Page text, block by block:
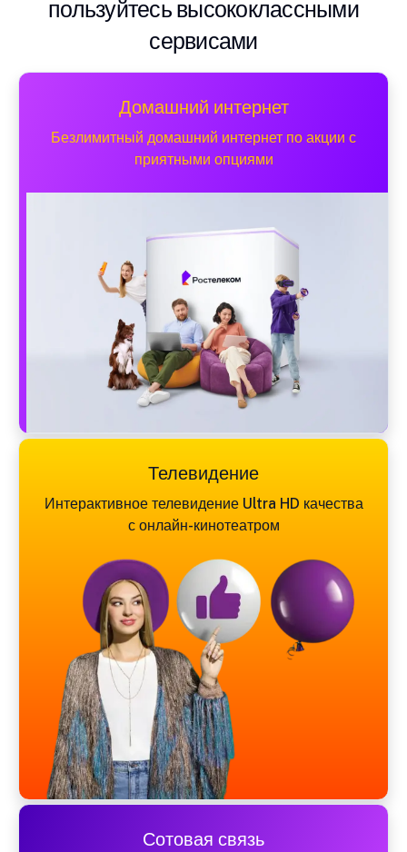
пользуйтесь высококлассными
сервисами
Домашний интернет
Безлимитный домашний интернет по акции с
приятными опциями
Телевидение
Интерактивное телевидение Ultra HD качества
с онлайн-кинотеатром
Сотовая связь